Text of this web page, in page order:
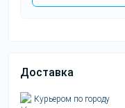
Доставка
Курьером по городу